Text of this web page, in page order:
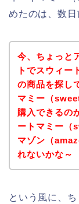
めたのは、数日
今、ちょっと
トでスウィー
の商品を探し
マミー（
購入できるの
ートマミー（
マゾン（
れないかな～
という風に、